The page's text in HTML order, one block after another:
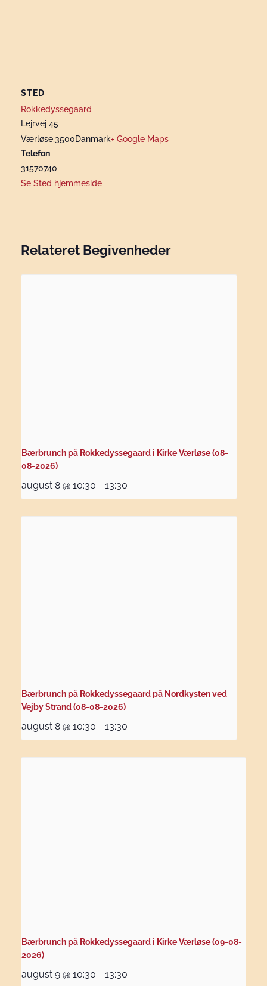
STED
Rokkedyssegaard
Lejrvej 45
Værløse,3500Danmark+ Google Maps
Telefon
31570740
Se Sted hjemmeside
Relateret Begivenheder
Bærbrunch på Rokkedyssegaard i Kirke Værløse (08-
08-2026)
august 8 @ 10:30 - 13:30
Bærbrunch på Rokkedyssegaard på Nordkysten ved
Vejby Strand (08-08-2026)
august 8 @ 10:30 - 13:30
Bærbrunch på Rokkedyssegaard i Kirke Værløse (09-08-
2026)
august 9 @ 10:30 - 13:30